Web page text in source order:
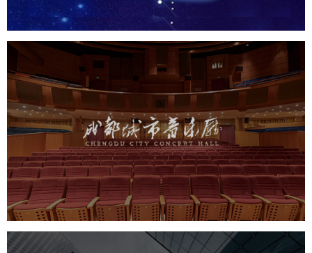
成都城市音乐厅
机构组织 品牌官网 网站建设 小程序 网站设计